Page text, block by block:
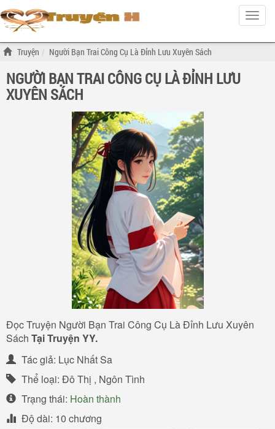
Hiện
menu
Truyện Người Bạn Trai Công Cụ Là Đỉnh Lưu Xuyên Sách
NGƯỜI BẠN TRAI CÔNG CỤ LÀ ĐỈNH LƯU
XUYÊN SÁCH
Đọc Truyện Người Bạn Trai Công Cụ Là Đỉnh Lưu Xuyên
Sách Tại Truyện YY.
Tác giả: Lục Nhất Sa
Thể loại: Đô Thị , Ngôn Tình
Trạng thái: Hoàn thành
Độ dài: 10 chương